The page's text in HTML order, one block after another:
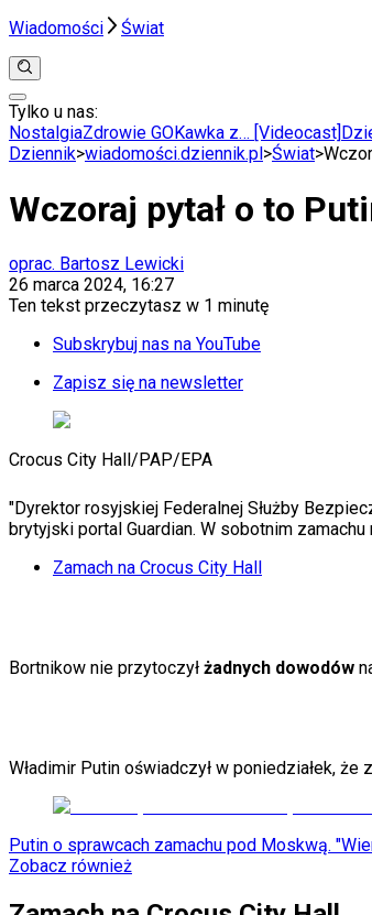
Wiadomości
Świat
Anuluj
Wiadomości
Kraj
Polityka
Nauka
Ciekawostki
Gospodarka
Aktualności
Emerytury
Finanse
Praca
Podatki
Twoje finanse
KSEF
Aktualności
Automotive
Jednoślady
Na wakacje
Życie gwiazd
Hity internetu
Edukacja
Matura
Kobieta
Aktualności
Uroda
Tylko u nas:
NostalgiaZdrowie GOKawka z… [Videocast]
Dziennik>wiadomości.dziennik.pl >Świat>
Wczoraj pytał o to
oprac. Bartosz Lewicki
26 marca 2024, 16:27
Ten tekst przeczytasz w 1 minutę
Subskrybuj nas na YouTube
Zapisz się na newsletter
Crocus City Hall / PAP/EPA
"Dyrektor rosyjskiej Federalnej Służby
brytyjski portal Guardian. W sobotnim
Zamach na Crocus City Hall
Bortnikow nie przytoczył żadnych dowodów
Władimir Putin oświadczył w poniedziałek,
Putin o sprawcach zamachu pod Moskwą.
Zobacz również